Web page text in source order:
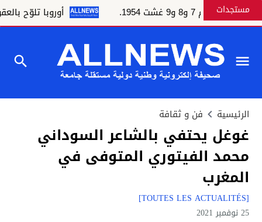
مستجدات
و9 غشت 1954. أوروبا تلوّح
الرئيسية فن و ثقافة
غوغل يحتفي بالشاعر السوداني
محمد الفيتوري المتوفى في
المغرب
[TOUTES LES ACTUALITÉS]
25 نوفمبر 2021